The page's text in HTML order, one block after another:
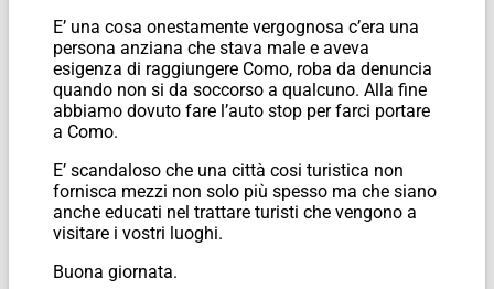
E’ una cosa onestamente vergognosa c’era una
persona anziana che stava male e aveva
esigenza di raggiungere Como, roba da denuncia
quando non si da soccorso a qualcuno. Alla fine
abbiamo dovuto fare l’auto stop per farci portare
a Como.
E’ scandaloso che una città cosi turistica non
fornisca mezzi non solo più spesso ma che siano
anche educati nel trattare turisti che vengono a
visitare i vostri luoghi.
Buona giornata.